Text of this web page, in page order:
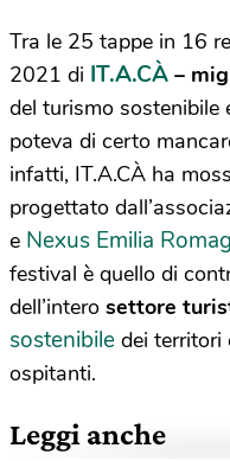
Tra le 25 tappe in 16
2021 di IT.A.CÀ –
del turismo sostenibile
poteva di certo
infatti, IT.A.CÀ ha
progettato
e Nexus Emilia
festival è quello di
dell’intero settore
sostenibile dei territori
ospitanti.
Leggi anche